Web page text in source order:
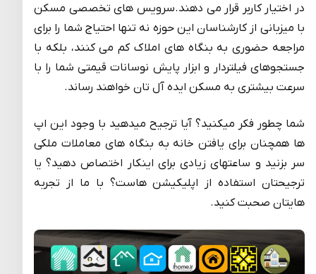
در اختیار کاربر قرار می دهند.سرویس های تخصصی مسکن
با میزبانی از کارشناسان این حوزه نه تنها احتیاج شما را برای
مراجعه حضوری به بنگاه های املاک کم می کنند، بلکه با
جستجوهای فیلتردار و ابزار پایش نوسانات قیمتی شما را با
سرعت بیشتری به مسکن ایده آل تان خواهند رساند.
شما چطور فکر میکنید؟ آیا ترجیح میدهید با وجود این اپ
ها همچنان برای یافتن خانه به بنگاه های معاملات ملکی
سر بزنید و ساعتهای زیادی برای اینکار اختصاص دهید؟ یا
ترجیحتان استفاده از اپلیکیشن هاست؟ با ما از تجربه
هایتان صحبت کنید.